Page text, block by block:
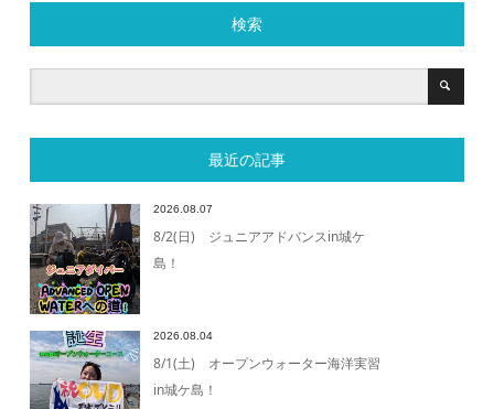
検索
最近の記事
2026.08.07
8/2(日) ジュニアアドバンスin城ケ
島！
2026.08.04
8/1(土) オープンウォーター海洋実習
in城ケ島！